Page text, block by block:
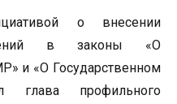
о внесении
в законы «О
и «О Государственном
профильного